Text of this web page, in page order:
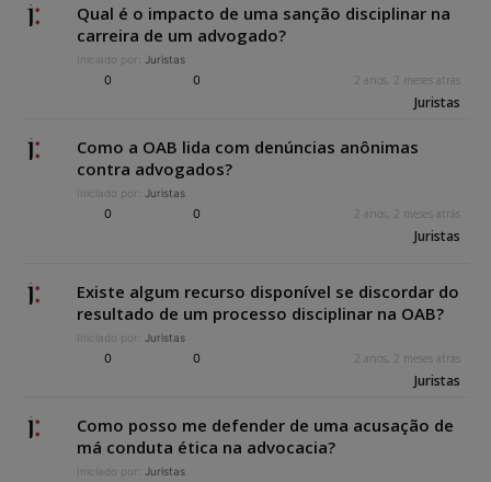
Qual é o impacto de uma sanção disciplinar na
carreira de um advogado?
Iniciado por: Juristas
0 0 2 anos, 2 meses atrás
Juristas
Como a OAB lida com denúncias anônimas
contra advogados?
Iniciado por: Juristas
0 0 2 anos, 2 meses atrás
Juristas
Existe algum recurso disponível se discordar do
resultado de um processo disciplinar na OAB?
Iniciado por: Juristas
0 0 2 anos, 2 meses atrás
Juristas
Como posso me defender de uma acusação de
má conduta ética na advocacia?
Iniciado por: Juristas